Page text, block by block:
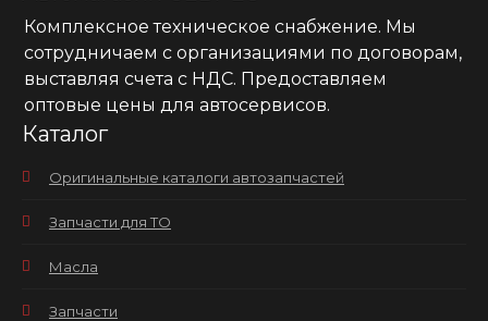
Комплексное техническое снабжение. Мы
сотрудничаем с организациями по договорам,
выставляя счета с НДС. Предоставляем
оптовые цены для автосервисов.
Каталог
Оригинальные каталоги автозапчастей
Запчасти для ТО
Масла
Запчасти